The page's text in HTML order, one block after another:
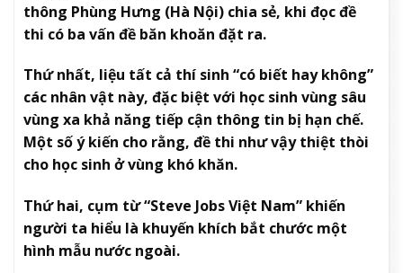
thông Phùng Hưng (Hà Nội) chia sẻ, khi đọc đề
thi có ba vấn đề băn khoăn đặt ra.
Thứ nhất, liệu tất cả thí sinh “có biết hay không”
các nhân vật này, đặc biệt với học sinh vùng sâu
vùng xa khả năng tiếp cận thông tin bị hạn chế.
Một số ý kiến cho rằng, đề thi như vậy thiệt thòi
cho học sinh ở vùng khó khăn.
Thứ hai, cụm từ “Steve Jobs Việt Nam” khiến
người ta hiểu là khuyến khích bắt chước một
hình mẫu nước ngoài.